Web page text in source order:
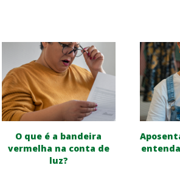
O que é a bandeira
vermelha na conta de
luz?